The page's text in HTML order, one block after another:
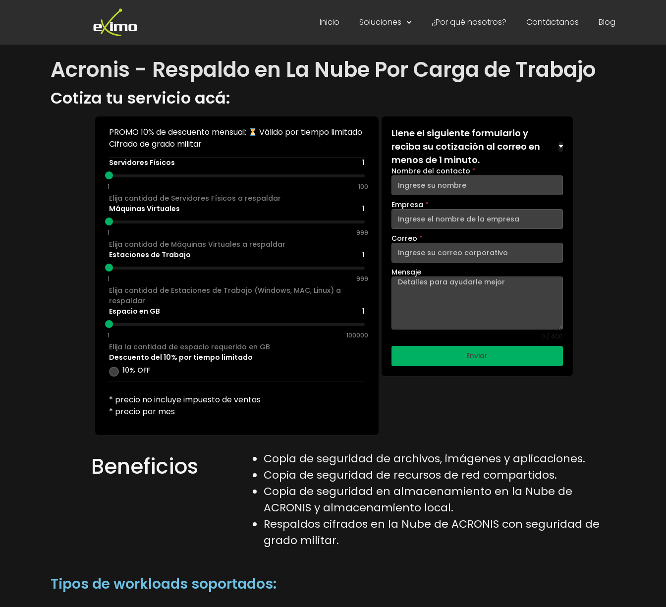
Inicio Soluciones ¿Por qué nosotros? Contáctanos Blog
Acronis - Respaldo en La Nube Por Carga de Trabajo
Cotiza tu servicio acá:
PROMO 10% de descuento mensual:
Válido por tiempo limitado
Cifrado de grado militar
Servidores Físicos 1
1 100
Elija cantidad de Servidores Físicos a respaldar
Máquinas Virtuales
1
1 999
Elija cantidad de Máquinas Virtuales a respaldar
Estaciones de Trabajo
1
1 999
Elija cantidad de Estaciones de Trabajo (Windows, MAC, Linux) a
respaldar
Espacio en GB
1
1 100000
Elija la cantidad de espacio requerido en GB
Descuento del 10% por tiempo limitado
10% OFF
* precio no incluye impuesto de ventas
* precio por mes
Llene el siguiente formulario y
reciba su cotización al correo en
menos de 1 minuto.
Nombre del contacto *
Empresa *
Correo *
Mensaje
0 / 400
Enviar
Beneficios
Copia de seguridad de archivos, imágenes y aplicaciones.
Copia de seguridad de recursos de red compartidos.
Copia de seguridad en almacenamiento en la Nube de
ACRONIS y almacenamiento local.
Respaldos cifrados en la Nube de ACRONIS con seguridad de
grado militar.
Tipos de workloads soportados: